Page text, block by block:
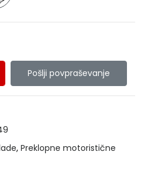
Pošlji povpraševanje
, Preklopne motoristične